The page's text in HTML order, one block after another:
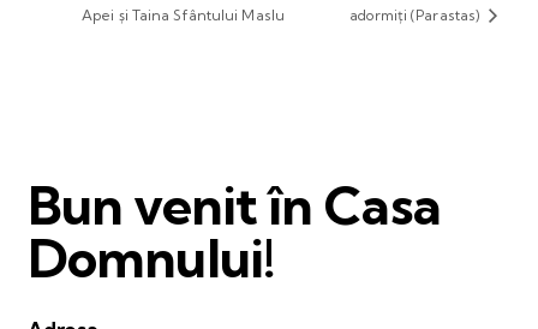
Apei și Taina Sfântului Maslu
adormiți (Parastas)
Bun venit în Casa
Domnului!